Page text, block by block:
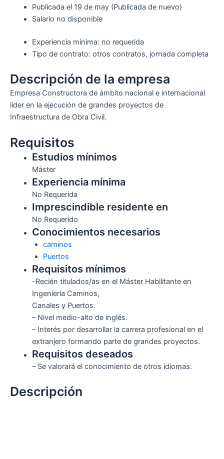
Publicada el 19 de may(Publicada de nuevo)
Salario no disponible
Experiencia mínima: no requerida
Tipo de contrato: otros contratos, jornada completa
Descripción de la empresa
Empresa Constructora de ámbito nacional e internacional
líder en la ejecución de grandes proyectos de
Infraestructura de Obra Civil.
Requisitos
Estudios mínimos
Máster
Experiencia mínima
No Requerida
Imprescindible residente en
No Requerido
Conocimientos necesarios
caminos
Puertos
Requisitos mínimos
-Recién titulados/as en el Máster Habilitante en
Ingeniería Caminos,
Canales y Puertos.
– Nivel medio-alto de inglés.
– Interés por desarrollar la carrera profesional en el
extranjero formando parte de grandes proyectos.
Requisitos deseados
– Se valorará el conocimiento de otros idiomas.
Descripción